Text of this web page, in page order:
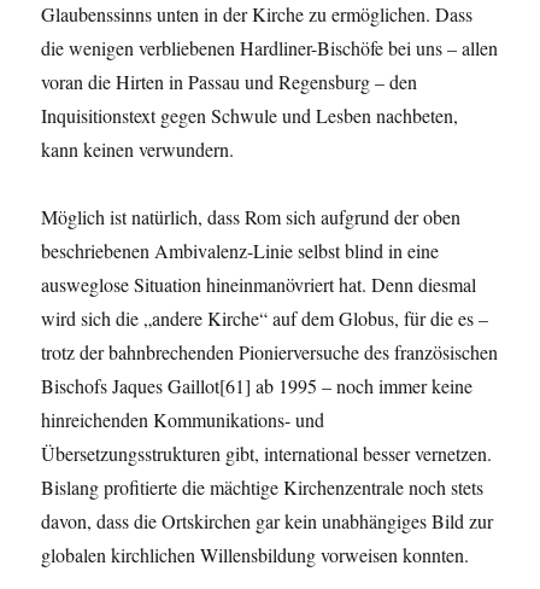
Glaubenssinns unten in der Kirche zu ermöglichen. Dass
die wenigen verbliebenen Hardliner-Bischöfe bei uns – allen
voran die Hirten in Passau und Regensburg – den
Inquisitionstext gegen Schwule und Lesben nachbeten,
kann keinen verwundern.
Möglich ist natürlich, dass Rom sich aufgrund der oben
beschriebenen Ambivalenz-Linie selbst blind in eine
ausweglose Situation hineinmanövriert hat. Denn diesmal
wird sich die „andere Kirche“ auf dem Globus, für die es –
trotz der bahnbrechenden Pionierversuche des französischen
Bischofs Jaques Gaillot[61] ab 1995 – noch immer keine
hinreichenden Kommunikations- und
Übersetzungsstrukturen gibt, international besser vernetzen.
Bislang profitierte die mächtige Kirchenzentrale noch stets
davon, dass die Ortskirchen gar kein unabhängiges Bild zur
globalen kirchlichen Willensbildung vorweisen konnten.